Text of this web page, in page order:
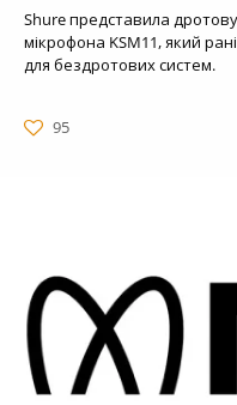
Shure представила
мікрофона KSM11, який
для бездротових систем.
95